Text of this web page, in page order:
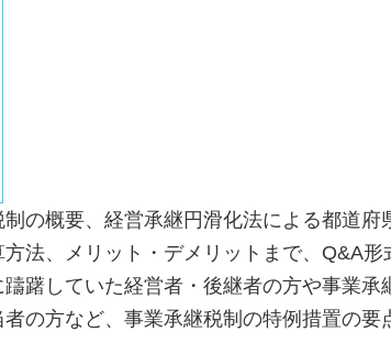
の概要、経営承継円滑化法による都道
法、メリット・デメリットまで、Q&A
躇していた経営者・後継者の方や事業
の方など、事業承継税制の特例措置の